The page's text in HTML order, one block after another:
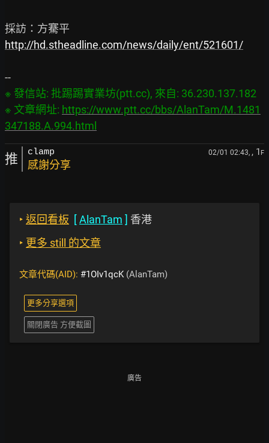
http://hd.stheadline.com/news/daily/ent/521601/
※ 發信站: 批踢踢實業坊(ptt.cc), 來自: 36.230.137.182
※ 文章網址: https://www.ptt.cc/bbs/AlanTam/M.1481
347188.A.994.html
推 clamp 02/01 02:43, , 1 F
感謝分享
‣ 返回看板 [AlanTam ] 香港
‣ 更多 still 的文章
文章代碼(AID): #1OIv1qcK(AlanTam)
更多分享選項
關閉廣告 方便截圖
廣告